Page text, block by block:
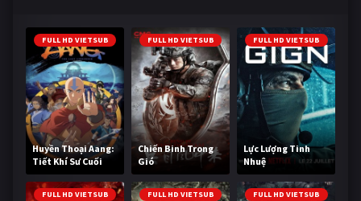
FULL HD VIETSUB
Huyền Thoại Aang:
Tiết Khí Sư Cuối
Cùng
FULL HD VIETSUB
Chiến Binh Trong
Gió
FULL HD VIETSUB
Lực Lượng Tinh
Nhuệ
FULL HD VIETSUB FULL HD VIETSUB FULL HD VIETSUB